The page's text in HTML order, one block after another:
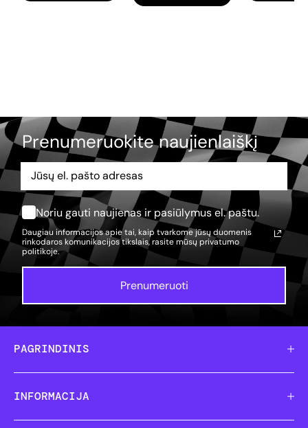
Prenumeruokite naujienlaiškį
Noriu gauti naujienas ir pasiūlymus el. paštu.
Daugiau informacijos apie tai, kaip tvarkome jūsų duomenis
rinkodaros komunikacijos tikslais, rasite mūsų privatumo
politikoje.
Prenumeruoti
PAGRINDINIS
INFORMACIJA